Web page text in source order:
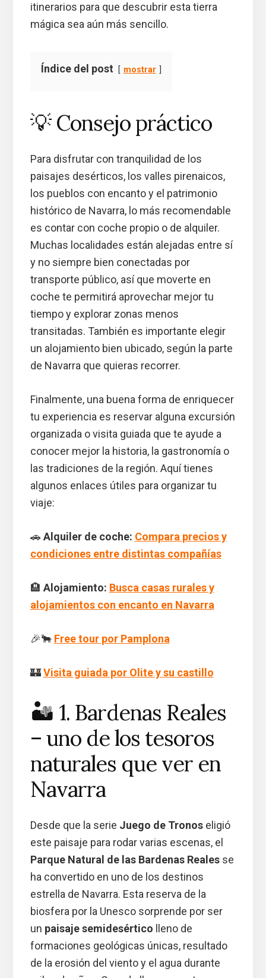
itinerarios para que descubrir esta tierra
mágica sea aún más sencillo.
Índice del post mostrar
💡 Consejo práctico
Para disfrutar con tranquilidad de los
paisajes desérticos, los valles pirenaicos,
los pueblos con encanto y el patrimonio
histórico de Navarra, lo más recomendable
es contar con coche propio o de alquiler.
Muchas localidades están alejadas entre sí
y no siempre bien conectadas por
transporte público, así que moverte en
coche te permitirá aprovechar mejor tu
tiempo y explorar zonas menos
transitadas. También es importante elegir
un alojamiento bien ubicado, según la parte
de Navarra que quieras recorrer.
Finalmente, una buena forma de enriquecer
tu experiencia es reservar alguna excursión
organizada o visita guiada que te ayude a
conocer mejor la historia, la gastronomía o
las tradiciones de la región. Aquí tienes
algunos enlaces útiles para organizar tu
viaje:
🚗 Alquiler de coche: Compara precios y
condiciones entre distintas compañías
🏨 Alojamiento: Busca casas rurales y
alojamientos con encanto en Navarra
🎉🐂 Free tour por Pamplona
🏰Visita guiada por Olite y su castillo
🏜️ 1. Bardenas Reales
– uno de los tesoros
naturales que ver en
Navarra
Desde que la serie Juego de Tronoseligió
este paisaje para rodar varias escenas, el
Parque Natural de las Bardenas Realesse
ha convertido en uno de los destinos
estrella de Navarra. Esta reserva de la
biosfera por la Unesco sorprende por ser
un paisaje semidesértico lleno de
formaciones geológicas únicas, resultado
de la erosión del viento y el agua durante